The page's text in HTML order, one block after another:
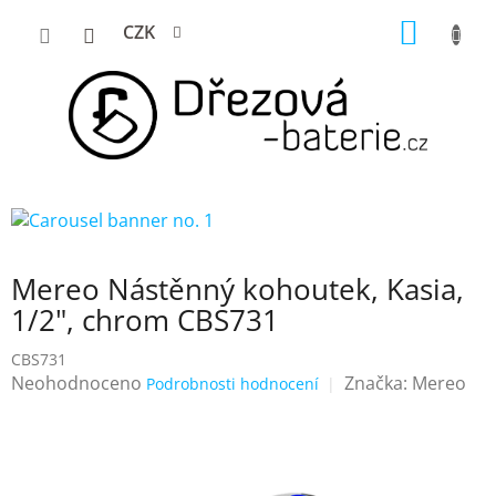
CZK
Mereo Nástěnný kohoutek, Kasia,
1/2", chrom CBS731
CBS731
Průměrné
Neohodnoceno Podrobnosti hodnocení Značka: Mereo